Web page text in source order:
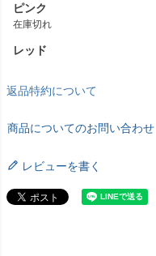
ピンク
在庫切れ
レッド
返品特約について
商品についてのお問い合わせ
レビューを書く